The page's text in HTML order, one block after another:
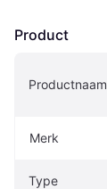
Product
Productnaam
Merk
Type